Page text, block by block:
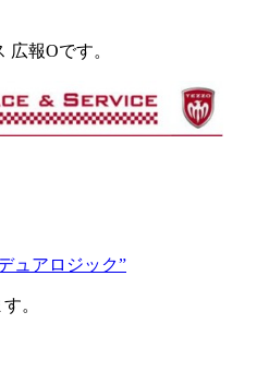
報Oです。
ュアロジック”
。